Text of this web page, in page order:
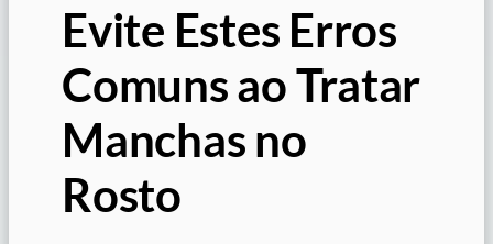
Evite Estes Erros
Comuns ao Tratar
Manchas no
Rosto